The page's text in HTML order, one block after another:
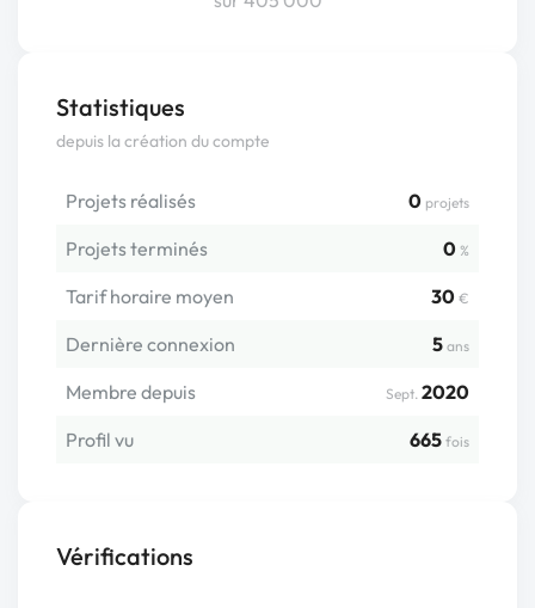
Statistiques
depuis la création du compte
Projets réalisés 0 projets
Projets terminés 0 %
Tarif horaire moyen 30 €
Dernière connexion 5 ans
Membre depuis Sept. 2020
Profil vu
665 fois
Vérifications